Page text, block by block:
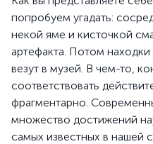
попробуем угадать:
некой яме и кисточкой
артефакта. Потом
везут в музей. В чем-то,
соответствовать
фрагментарно.
множество достижений
самых известных в нашей